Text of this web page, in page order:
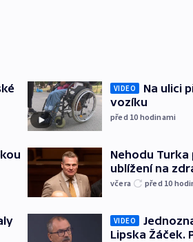
VIDEO
Na ulici
vozíku
před 10 hodinami
Nehodu
ublížení na
včera před 10
VIDEO
Lipska Žáček.